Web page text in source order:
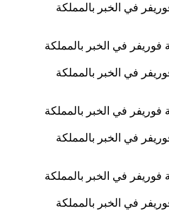
في الخبر بالمملكة
في الخبر بالمملكة
في الخبر بالمملكة
في الخبر بالمملكة